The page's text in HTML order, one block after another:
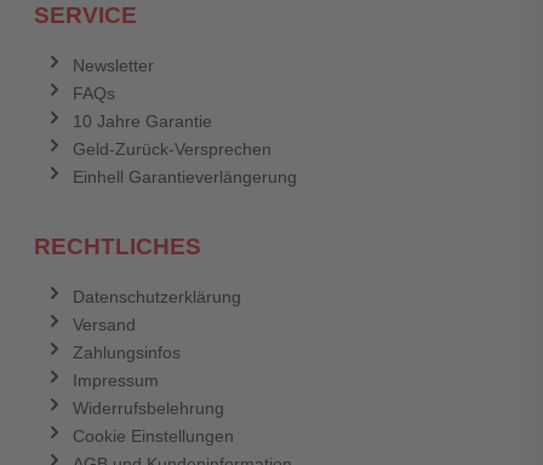
SERVICE
Newsletter
FAQs
10 Jahre Garantie
Geld-Zurück-Versprechen
Einhell Garantieverlängerung
RECHTLICHES
Datenschutzerklärung
Versand
Zahlungsinfos
Impressum
Widerrufsbelehrung
Cookie Einstellungen